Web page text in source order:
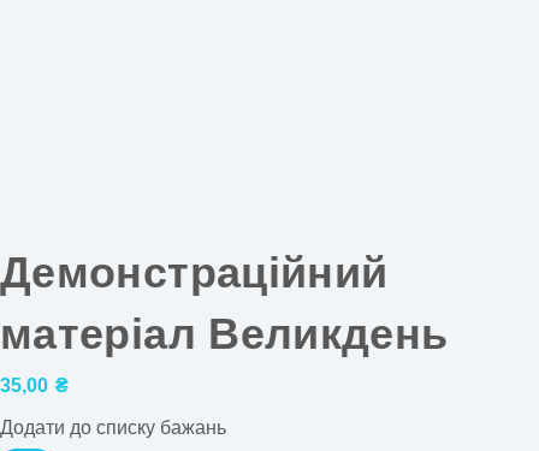
Демонстраційний
матеріал Великдень
35,00 ₴
Додати до списку бажань